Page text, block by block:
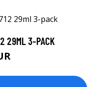
29ML 3-PACK